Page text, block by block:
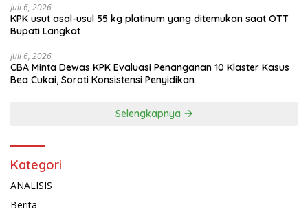
Juli 6, 2026
KPK usut asal-usul 55 kg platinum yang ditemukan saat OTT
Bupati Langkat
Juli 6, 2026
CBA Minta Dewas KPK Evaluasi Penanganan 10 Klaster Kasus
Bea Cukai, Soroti Konsistensi Penyidikan
Selengkapnya
Kategori
ANALISIS
Berita